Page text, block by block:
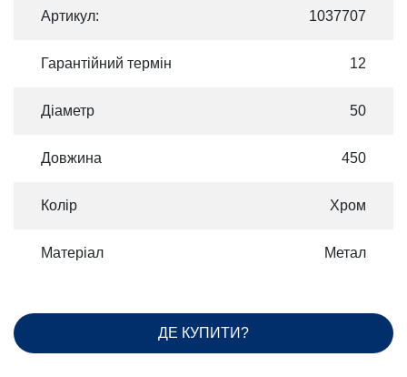
Артикул: 1037707
Гарантійний термін 12
Діаметр 50
Довжина 450
Колір Хром
Матеріал Метал
ДЕ КУПИТИ?